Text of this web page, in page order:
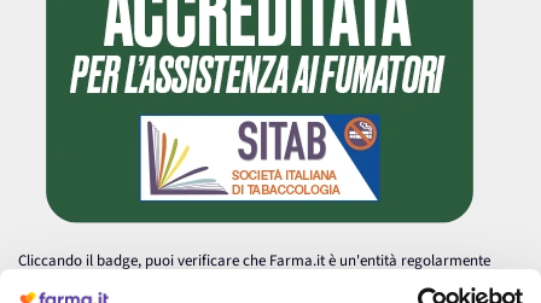
Cliccando il badge, puoi verificare che Farma.it è un'entità regolarmente
autorizzata dal Ministero della Salute a effettuare la vendita online di